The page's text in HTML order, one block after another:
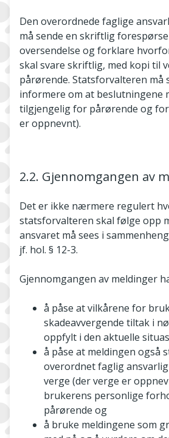
Den overordnede faglige
må sende en skriftlig
oversendelse og forklare
skal svare skriftlig, med kopi til
pårørende. Statsforvalteren må
informere om at beslutningene
tilgjengelig for pårørende og
er oppnevnt).
2.2. Gjennomgangen av
Det er ikke nærmere regulert
statsforvalteren skal følge opp
ansvaret må sees i
jf. hol. § 12-3.
Gjennomgangen av meldinger
å påse at vilkårene for
skadeavvergende tiltak i
oppfylt i den aktuelle
å påse at meldingen også
overordnet faglig
verge (der verge er
brukerens personlige
pårørende og
å bruke meldingene som